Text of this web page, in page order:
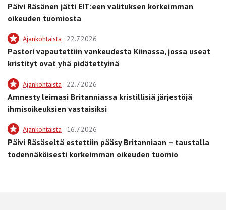
Päivi Räsänen jätti EIT:een valituksen korkeimman
oikeuden tuomiosta
Ajankohtaista 22.7.2026
Pastori vapautettiin vankeudesta Kiinassa, jossa useat
kristityt ovat yhä pidätettyinä
Ajankohtaista 22.7.2026
Amnesty leimasi Britanniassa kristillisiä järjestöjä
ihmisoikeuksien vastaisiksi
Ajankohtaista 16.7.2026
Päivi Räsäseltä estettiin pääsy Britanniaan – taustalla
todennäköisesti korkeimman oikeuden tuomio